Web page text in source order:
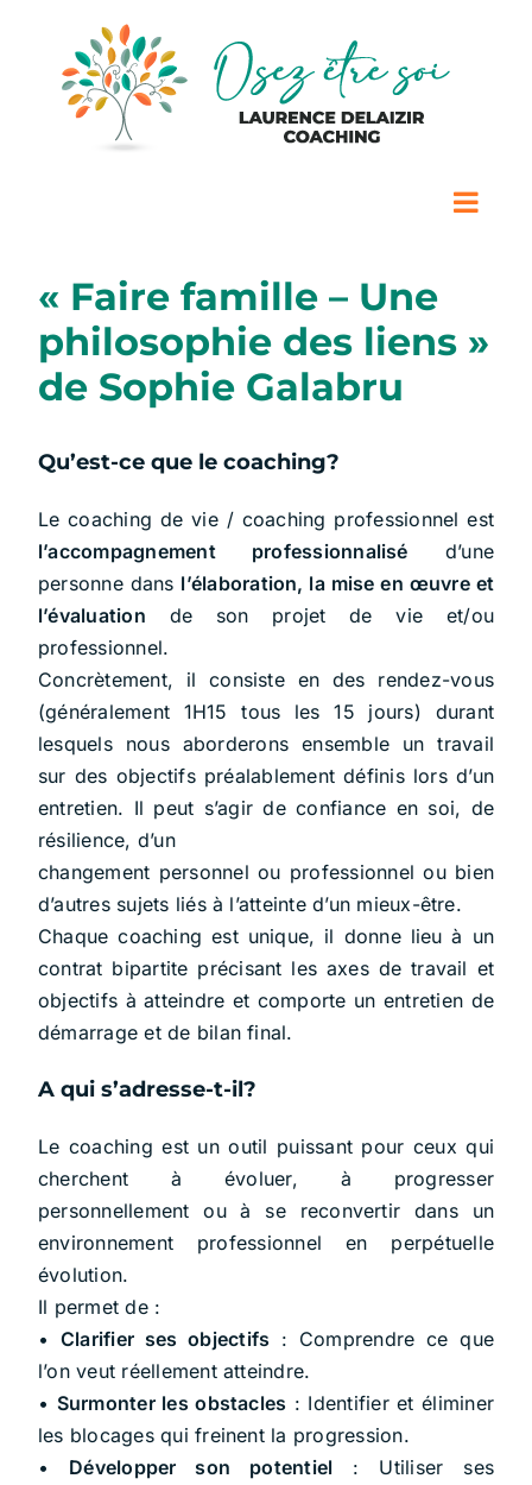
contenu
« Faire famille – Une
philosophie des liens »
de Sophie Galabru
Qu’est-ce que le coaching?
Le coaching de vie / coaching professionnel est
l’accompagnement professionnalisé d’une
personne dans l’élaboration, la mise en œuvre et
l’évaluation de son projet de vie et/ou
professionnel.
Concrètement, il consiste en des rendez-vous
(généralement 1H15 tous les 15 jours) durant
lesquels nous aborderons ensemble un travail
sur des objectifs préalablement définis lors d’un
entretien. Il peut s’agir de confiance en soi, de
résilience, d’un
changement personnel ou professionnel ou bien
d’autres sujets liés à l’atteinte d’un mieux-être.
Chaque coaching est unique, il donne lieu à un
contrat bipartite précisant les axes de travail et
objectifs à atteindre et comporte un entretien de
démarrage et de bilan final.
A qui s’adresse-t-il?
Le coaching est un outil puissant pour ceux qui
cherchent à évoluer, à progresser
personnellement ou à se reconvertir dans un
environnement professionnel en perpétuelle
évolution.
Il permet de :
• Clarifier ses objectifs : Comprendre ce que
l’on veut réellement atteindre.
• Surmonter les obstacles : Identifier et éliminer
les blocages qui freinent la progression.
• Développer son potentiel : Utiliser ses